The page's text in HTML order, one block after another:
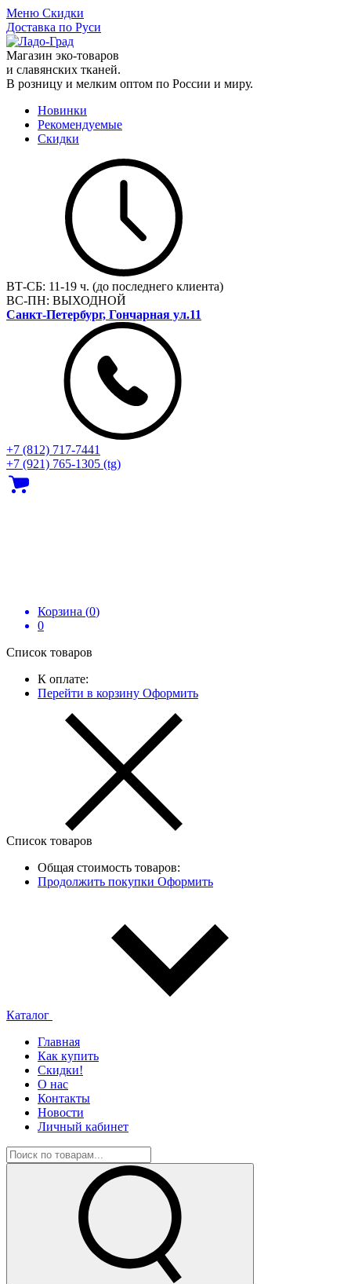
Меню Скидки
Доставка по Руси
Магазин эко-товаров
и славянских тканей.
В розницу и мелким оптом по России и миру.
Новинки
Рекомендуемые
Скидки
ВТ-СБ: 11-19 ч. (до последнего клиента)
ВС-ПН: ВЫХОДНОЙ
Санкт-Петербург, Гончарная ул.11
+7 (812) 717‑7441
+7 (921) 765-1305 (tg)
Корзина (0)
0
Список товаров
К оплате:
Перейти в корзину Оформить
Список товаров
Общая стоимость товаров:
Продолжить покупки Оформить
Каталог
Главная
Как купить
Скидки!
О нас
Контакты
Новости
Личный кабинет